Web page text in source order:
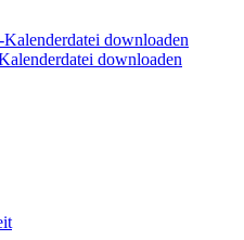
downloaden
downloaden